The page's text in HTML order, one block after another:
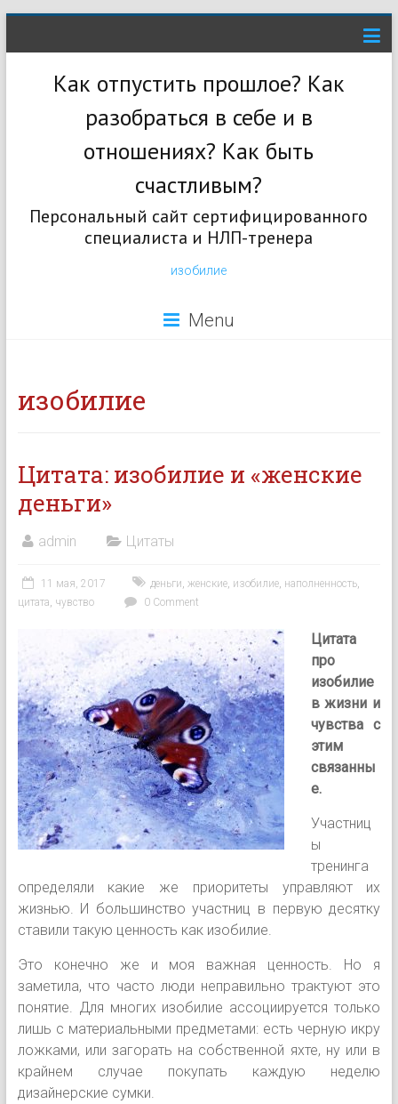
Как отпустить прошлое? Как
разобраться в себе и в
отношениях? Как быть
счастливым?
Персональный сайт сертифицированного
специалиста и НЛП-тренера
изобилие
Menu
изобилие
Цитата: изобилие и «женские
деньги»
admin Цитаты
11 мая, 2017 деньги, женские, изобилие, наполненность,
цитата, чувство 0 Comment
Цитата
про
изобилие
в жизни и
чувства с
этим
связанны
е.
Участниц
ы
тренинга
определяли какие же приоритеты управляют их
жизнью. И большинство участниц в первую десятку
ставили такую ценность как изобилие.
Это конечно же и моя важная ценность. Но я
заметила, что часто люди неправильно трактуют это
понятие. Для многих изобилие ассоциируется только
лишь с материальными предметами: есть черную икру
ложками, или загорать на собственной яхте, ну или в
крайнем случае покупать каждую неделю
дизайнерские сумки.